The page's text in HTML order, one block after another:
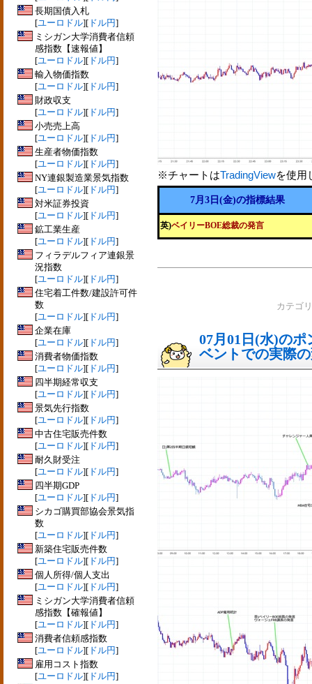
長期国債入札
[ユーロドル][ ドル円]
ミシガン大学消費者信頼
感指数【速報値】
[ユーロドル][ ドル円]
輸入物価指数
[ユーロドル][ ドル円]
財政収支
[ユーロドル][ ドル円]
小売売上高
[ユーロドル][ ドル円]
生産者物価指数
[ユーロドル][ ドル円]
NY連銀製造業景気指数
[ユーロドル][ ドル円]
対米証券投資
[ユーロドル][ ドル円]
鉱工業生産
[ユーロドル][ ドル円]
フィラデルフィア連銀景
況指数
[ユーロドル][ ドル円]
住宅着工件数/建設許可件
数
[ユーロドル][ ドル円]
企業在庫
[ユーロドル][ ドル円]
消費者物価指数
[ユーロドル][ ドル円]
四半期経常収支
[ユーロドル][ ドル円]
景気先行指数
[ユーロドル][ ドル円]
中古住宅販売件数
[ユーロドル][ ドル円]
耐久財受注
[ユーロドル][ ドル円]
四半期GDP
[ユーロドル][ ドル円]
シカゴ購買部協会景気指
数
[ユーロドル][ ドル円]
新築住宅販売件数
[ユーロドル][ ドル円]
個人所得/個人支出
[ユーロドル][ ドル円]
ミシガン大学消費者信頼
感指数【確報値】
[ユーロドル][ ドル円]
消費者信頼感指数
[ユーロドル][ ドル円]
雇用コスト指数
[ユーロドル][ ドル円]
※チャートはTradingViewを使用
7月3日(金)の指標結果
英)ベイリーBOE総裁の発言
カテゴ
07月01日(水)の
ベントでの実際